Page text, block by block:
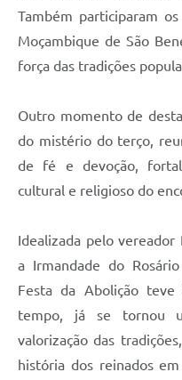
Também participaram
Moçambique de São
força das tradições
Outro momento de
do mistério do terço,
de fé e devoção,
cultural e religioso do
Idealizada pelo
a Irmandade do
Festa da Abolição
tempo, já se tornou
valorização das
história dos reinados